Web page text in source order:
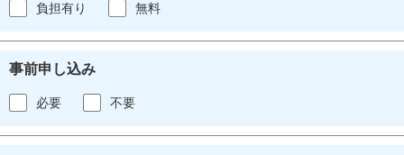
負担有り 無料
事前申し込み
必要 不要